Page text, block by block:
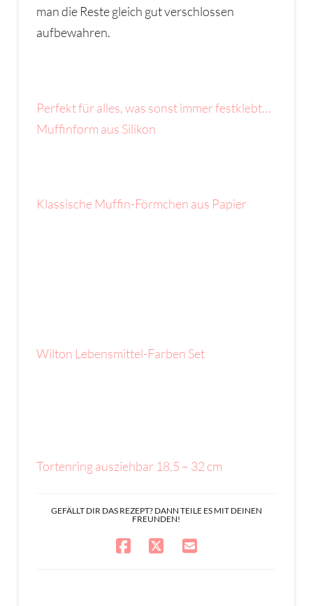
man die Reste gleich gut verschlossen
aufbewahren.
Perfekt für alles, was sonst immer festklebt…
Muffinform aus Silikon
Klassische Muffin-Förmchen aus Papier
Wilton Lebensmittel-Farben Set
Tortenring ausziehbar 18,5 – 32 cm
GEFÄLLT DIR DAS REZEPT? DANN TEILE ES MIT DEINEN
FREUNDEN!